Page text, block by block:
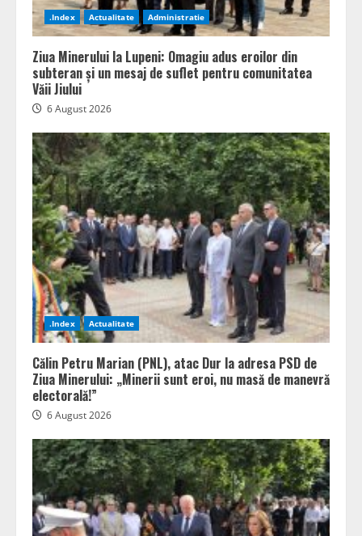
.Index Actualitate Administratie
Ziua Minerului la Lupeni: Omagiu adus eroilor din
subteran și un mesaj de suflet pentru comunitatea
Văii Jiului
6 August 2026
.Index Actualitate
Călin Petru Marian (PNL), atac Dur la adresa PSD de
Ziua Minerului: „Minerii sunt eroi, nu masă de manevră
electorală!”
6 August 2026